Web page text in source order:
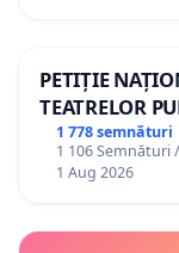
PETIȚIE
TEATRELOR
ROMÂNIA
1 778 semnături
1 106 Semnături
1 Aug 2026